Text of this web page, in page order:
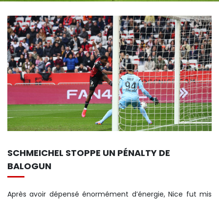
SCHMEICHEL STOPPE UN PÉNALTY DE
BALOGUN
Après avoir dépensé énormément d’énergie, Nice fut mis